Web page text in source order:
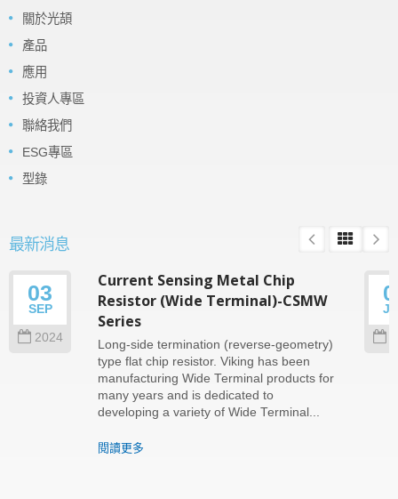
關於光頡
產品
應用
投資人專區
聯絡我們
ESG專區
型錄
最新消息
03
SEP
2024
Current Sensing Metal Chip
Resistor (Wide Terminal)-CSMW
Series
Long-side termination (reverse-geometry)
type flat chip resistor. Viking has been
manufacturing Wide Terminal products for
many years and is dedicated to
developing a variety of Wide Terminal...
閱讀更多